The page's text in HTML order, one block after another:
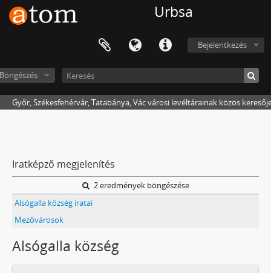
Urbsa
Bejelentkezés
Győr, Székesfehérvár, Tatabánya, Vác városi levéltárainak közös
Iratképző megjelenítés
2 eredmények böngészése
Alsógalla község iratai
Mezővárosok
Alsógalla község